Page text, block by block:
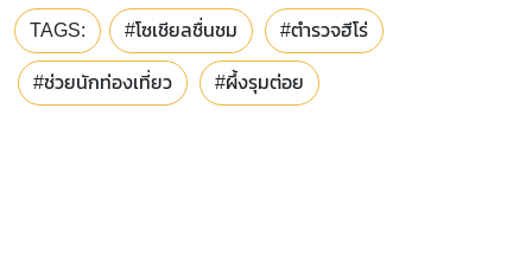
TAGS: #โซเชียลชื่นชม #ตำรวจฮีโร่
#ช่วยนักท่องเที่ยว #ผึ้งรุมต่อย